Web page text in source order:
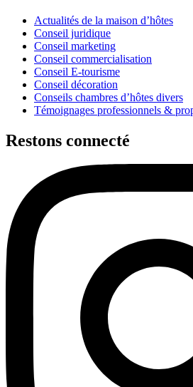
Actualités de la maison d’hôtes
Conseil juridique
Conseil marketing
Conseil commercialisation
Conseil E-tourisme
Conseil décoration
Conseils chambres d’hôtes divers
Témoignages professionnels &
Restons connecté